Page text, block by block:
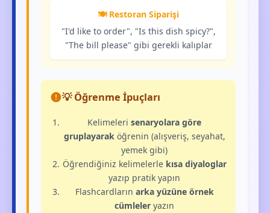
🍽️ Restoran Siparişi
"I'd like to order", "Is this dish spicy?",
"The bill please" gibi gerekli kalıplar
💡 Öğrenme İpuçları
Kelimelerisenaryolara göre
gruplayaraköğrenin (alışveriş, seyahat,
yemek gibi)
Öğrendiğiniz kelimelerle kısa diyaloglar
yazıp pratik yapın
Flashcardların arka yüzüne örnek
cümleler yazın